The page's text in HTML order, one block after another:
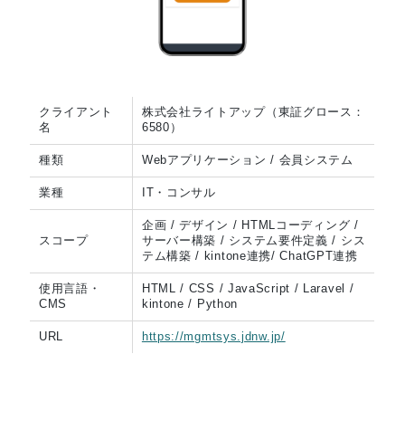
クライアント
名
株式会社ライトアップ（東証グロース：
6580）
種類 Webアプリケーション / 会員システム
業種 IT・コンサル
スコープ
企画 / デザイン / HTMLコーディング /
サーバー構築 / システム要件定義 / シス
テム構築 / kintone連携/ ChatGPT連携
使用言語・
CMS
HTML / CSS / JavaScript / Laravel /
kintone / Python
URL https://mgmtsys.jdnw.jp/